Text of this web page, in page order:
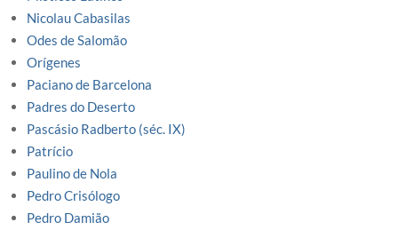
Nicolau Cabasilas
Odes de Salomão
Orígenes
Paciano de Barcelona
Padres do Deserto
Pascásio Radberto (séc. IX)
Patrício
Paulino de Nola
Pedro Crisólogo
Pedro Damião